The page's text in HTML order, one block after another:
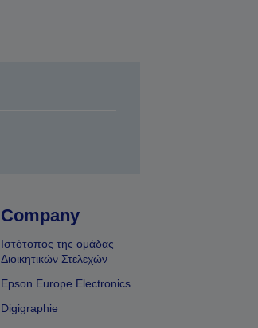
Company
Ιστότοπος της ομάδας
Διοικητικών Στελεχών
Epson Europe Electronics
Digigraphie